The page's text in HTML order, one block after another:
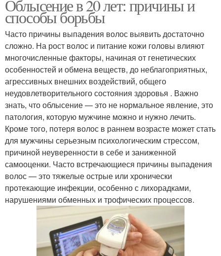
Облысение в 20 лет: причины и
способы борьбы
Часто причины выпадения волос выявить достаточно
сложно. На рост волос и питание кожи головы влияют
многочисленные факторы, начиная от генетических
особенностей и обмена веществ, до неблагоприятных,
агрессивных внешних воздействий, общего
неудовлетворительного состояния здоровья . Важно
знать, что облысение — это не нормальное явление, это
патология, которую мужчине можно и нужно лечить.
Кроме того, потеря волос в раннем возрасте может стать
для мужчины серьезным психологическим стрессом,
причиной неуверенности в себе и заниженной
самооценки. Часто встречающиеся причины выпадения
волос — это тяжелые острые или хронически
протекающие инфекции, особенно с лихорадками,
нарушениями обменных и трофических процессов.